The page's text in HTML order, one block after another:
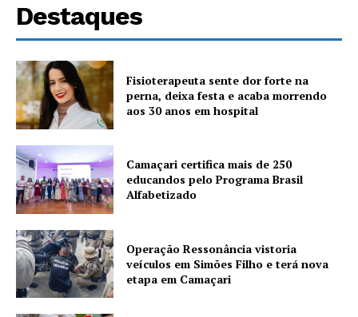
Destaques
Fisioterapeuta sente dor forte na
perna, deixa festa e acaba morrendo
aos 30 anos em hospital
Camaçari certifica mais de 250
educandos pelo Programa Brasil
Alfabetizado
Operação Ressonância vistoria
veículos em Simões Filho e terá nova
etapa em Camaçari